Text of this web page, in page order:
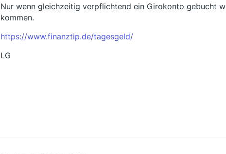
Nur wenn gleichzeitig verpflichtend ein Girokonto gebucht
kommen.
https://www.finanztip.de/tagesgeld/
LG